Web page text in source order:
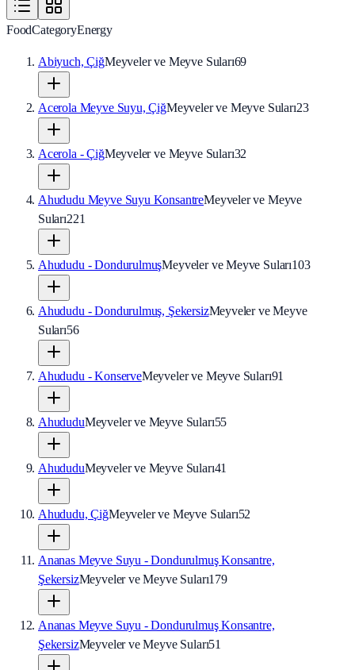
FoodCategoryEnergy
Abiyuch, ÇiğMeyveler ve Meyve Suları69
Acerola Meyve Suyu, ÇiğMeyveler ve Meyve Suları23
Acerola - ÇiğMeyveler ve Meyve Suları32
Ahududu Meyve Suyu KonsantreMeyveler ve Meyve
Suları221
Ahududu - DondurulmuşMeyveler ve Meyve Suları103
Ahududu - Dondurulmuş, ŞekersizMeyveler ve Meyve
Suları56
Ahududu - KonserveMeyveler ve Meyve Suları91
AhududuMeyveler ve Meyve Suları55
AhududuMeyveler ve Meyve Suları41
Ahududu, ÇiğMeyveler ve Meyve Suları52
Ananas Meyve Suyu - Dondurulmuş Konsantre,
ŞekersizMeyveler ve Meyve Suları179
Ananas Meyve Suyu - Dondurulmuş Konsantre,
ŞekersizMeyveler ve Meyve Suları51